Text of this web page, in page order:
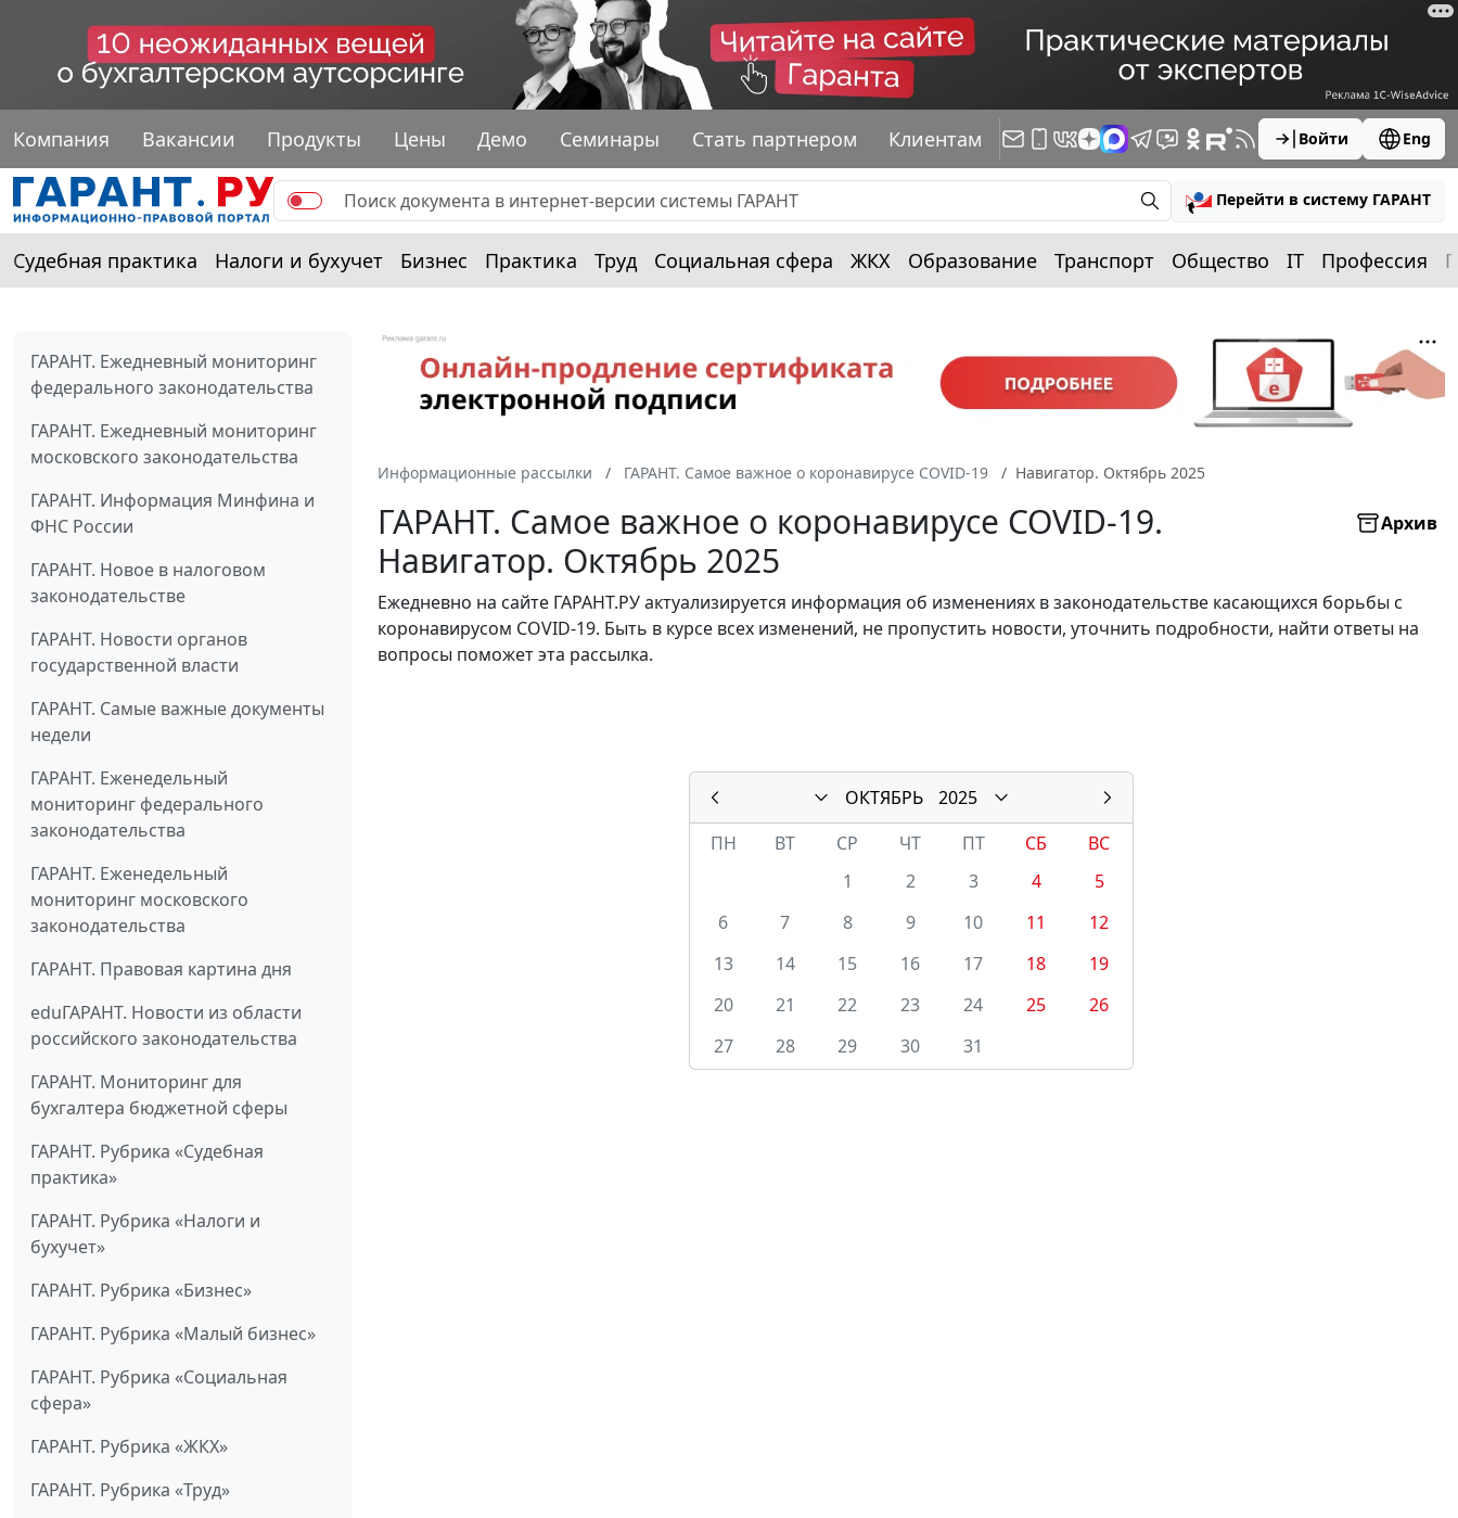
Компания Вакансии Продукты Цены Демо Семинары Стать партнером Клиентам Войти Eng
Перейти в систему ГАРАНТ
Судебная практика Налоги и бухучет Бизнес Практика Труд Социальная сфера ЖКХ Образование Транспорт Общество IT Профессия
ГАРАНТ. Ежедневный мониторинг
федерального законодательства
ГАРАНТ. Ежедневный мониторинг
московского законодательства
ГАРАНТ. Информация Минфина и
ФНС России
ГАРАНТ. Новое в налоговом
законодательстве
ГАРАНТ. Новости органов
государственной власти
ГАРАНТ. Самые важные документы
недели
ГАРАНТ. Еженедельный
мониторинг федерального
законодательства
ГАРАНТ. Еженедельный
мониторинг московского
законодательства
ГАРАНТ. Правовая картина дня
eduГАРАНТ. Новости из области
российского законодательства
ГАРАНТ. Мониторинг для
бухгалтера бюджетной сферы
ГАРАНТ. Рубрика «Судебная
практика»
ГАРАНТ. Рубрика «Налоги и
бухучет»
ГАРАНТ. Рубрика «Бизнес»
ГАРАНТ. Рубрика «Малый бизнес»
ГАРАНТ. Рубрика «Социальная
сфера»
ГАРАНТ. Рубрика «ЖКХ»
ГАРАНТ. Рубрика «Труд»
Информационные рассылки ГАРАНТ. Самое важное о коронавирусе COVID-19 Навигатор. Октябрь 2025
ГАРАНТ. Самое важное о коронавирусе COVID-19.
Навигатор. Октябрь 2025
Архив
Ежедневно на сайте ГАРАНТ.РУ актуализируется информация об изменениях в законодательстве касающихся борьбы с
коронавирусом COVID-19. Быть в курсе всех изменений, не пропустить новости, уточнить подробности, найти ответы на
вопросы поможет эта рассылка.
ОКТЯБРЬ
2025
ПН
ВТ СР ЧТ ПТ СБ
ВС
1
2 3 4
5
6
7 8 9 10 11
12
13
14 15 16 17 18
19
20
21 22 23 24 25
26
27
28 29 30 31